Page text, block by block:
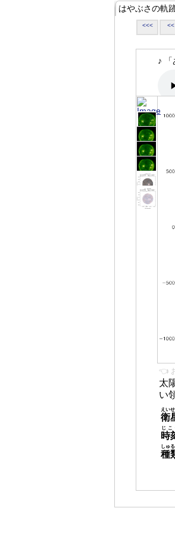
はやぶさの軌
<<< <<
♪ 「
👈
太
い
衛
えい
時
じこ
種
しゅ